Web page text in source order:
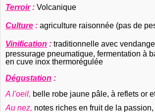
Terroir: Volcanique
Culture : agriculture raisonnée (pas de
Vinification : traditionnelle avec
pressurage pneumatique, fermentation à
en cuve inox thermorégulée
Dégustation :
A l'oeil, belle robe jaune pâle, à reflets or
Au nez, notes riches en fruit de la